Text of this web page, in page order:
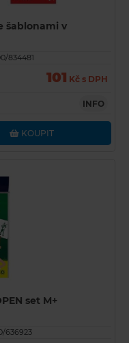
šablonami v
834481
101 Kč s DPH
INFO
KOUPIT
set M+
636923